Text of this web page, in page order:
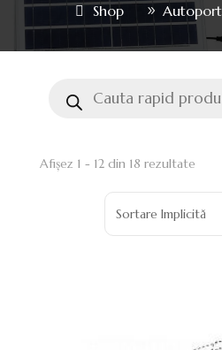
Shop
Afișez 1 - 12 din 18 rezultate